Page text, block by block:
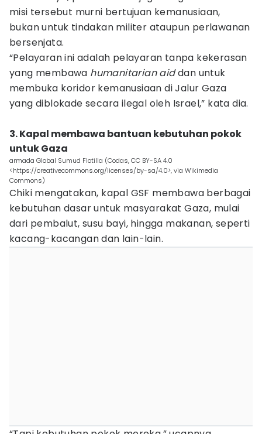
misi tersebut murni bertujuan kemanusiaan,
bukan untuk tindakan militer ataupun perlawanan
bersenjata.
“Pelayaran ini adalah pelayaran tanpa kekerasan
yang membawa humanitarian aiddan untuk
membuka koridor kemanusiaan di Jalur Gaza
yang diblokade secara ilegal oleh Israel,” kata dia.
3. Kapal membawa bantuan kebutuhan pokok
untuk Gaza
armada Global Sumud Flotilla (Codas, CC BY-SA 4.0
<https://creativecommons.org/licenses/by-sa/4.0>, via Wikimedia
Commons)
Chiki mengatakan, kapal GSF membawa berbagai
kebutuhan dasar untuk masyarakat Gaza, mulai
dari pembalut, susu bayi, hingga makanan, seperti
kacang-kacangan dan lain-lain.